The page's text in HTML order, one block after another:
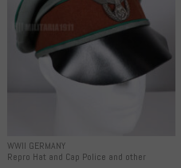
WWII GERMANY
Repro Hat and Cap Police and other